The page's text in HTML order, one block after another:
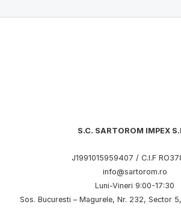
S.C. SARTOROM IMPEX
J1991015959407 / C.I.F
info@sartorom.ro
Luni-Vineri 9:00-17:30
Sos. Bucuresti – Magurele, Nr. 232, Sector